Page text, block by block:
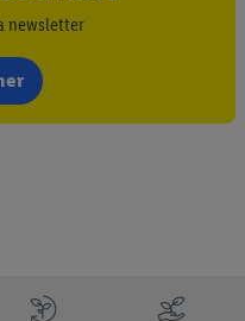
newsletter
de Lidl Luxembourg